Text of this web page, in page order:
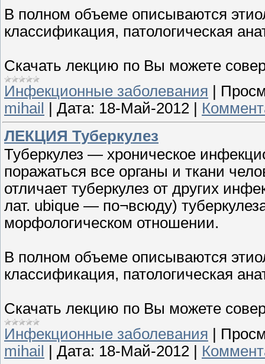
В полном объеме описываются
классификация, патологическая
Скачать лекцию по Вы можете
Инфекционные заболевания |
mihail | Дата: 18-Май-2012 |
ЛЕКЦИЯ Туберкулез
Туберкулез — хроническое
поражаться все органы и ткани
отличает туберкулез от других
лат. ubique — по¬всюду)
морфологическом отношении.
В полном объеме описываются
классификация, патологическая
Скачать лекцию по Вы можете
Инфекционные заболевания
mihail
Дата: 18-Май-2012